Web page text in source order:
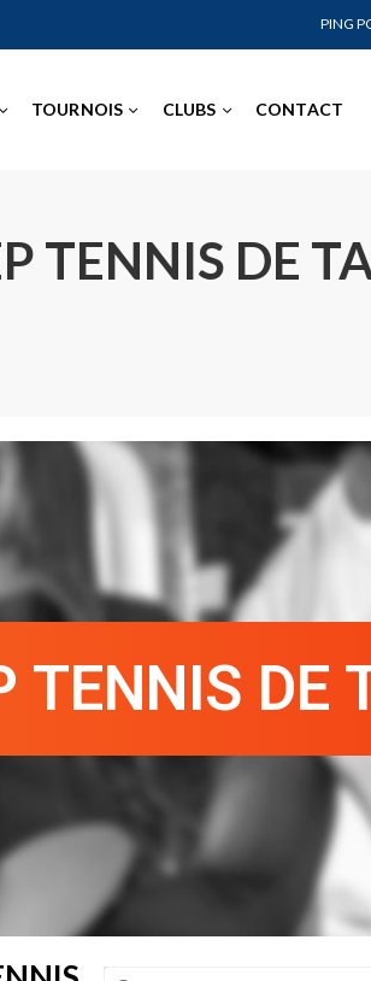
PING
TOURNOIS CLUBS CONTACT
TENNIS DE
TENNIS DE